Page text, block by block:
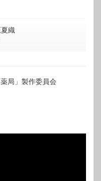
織
局」製作委員会